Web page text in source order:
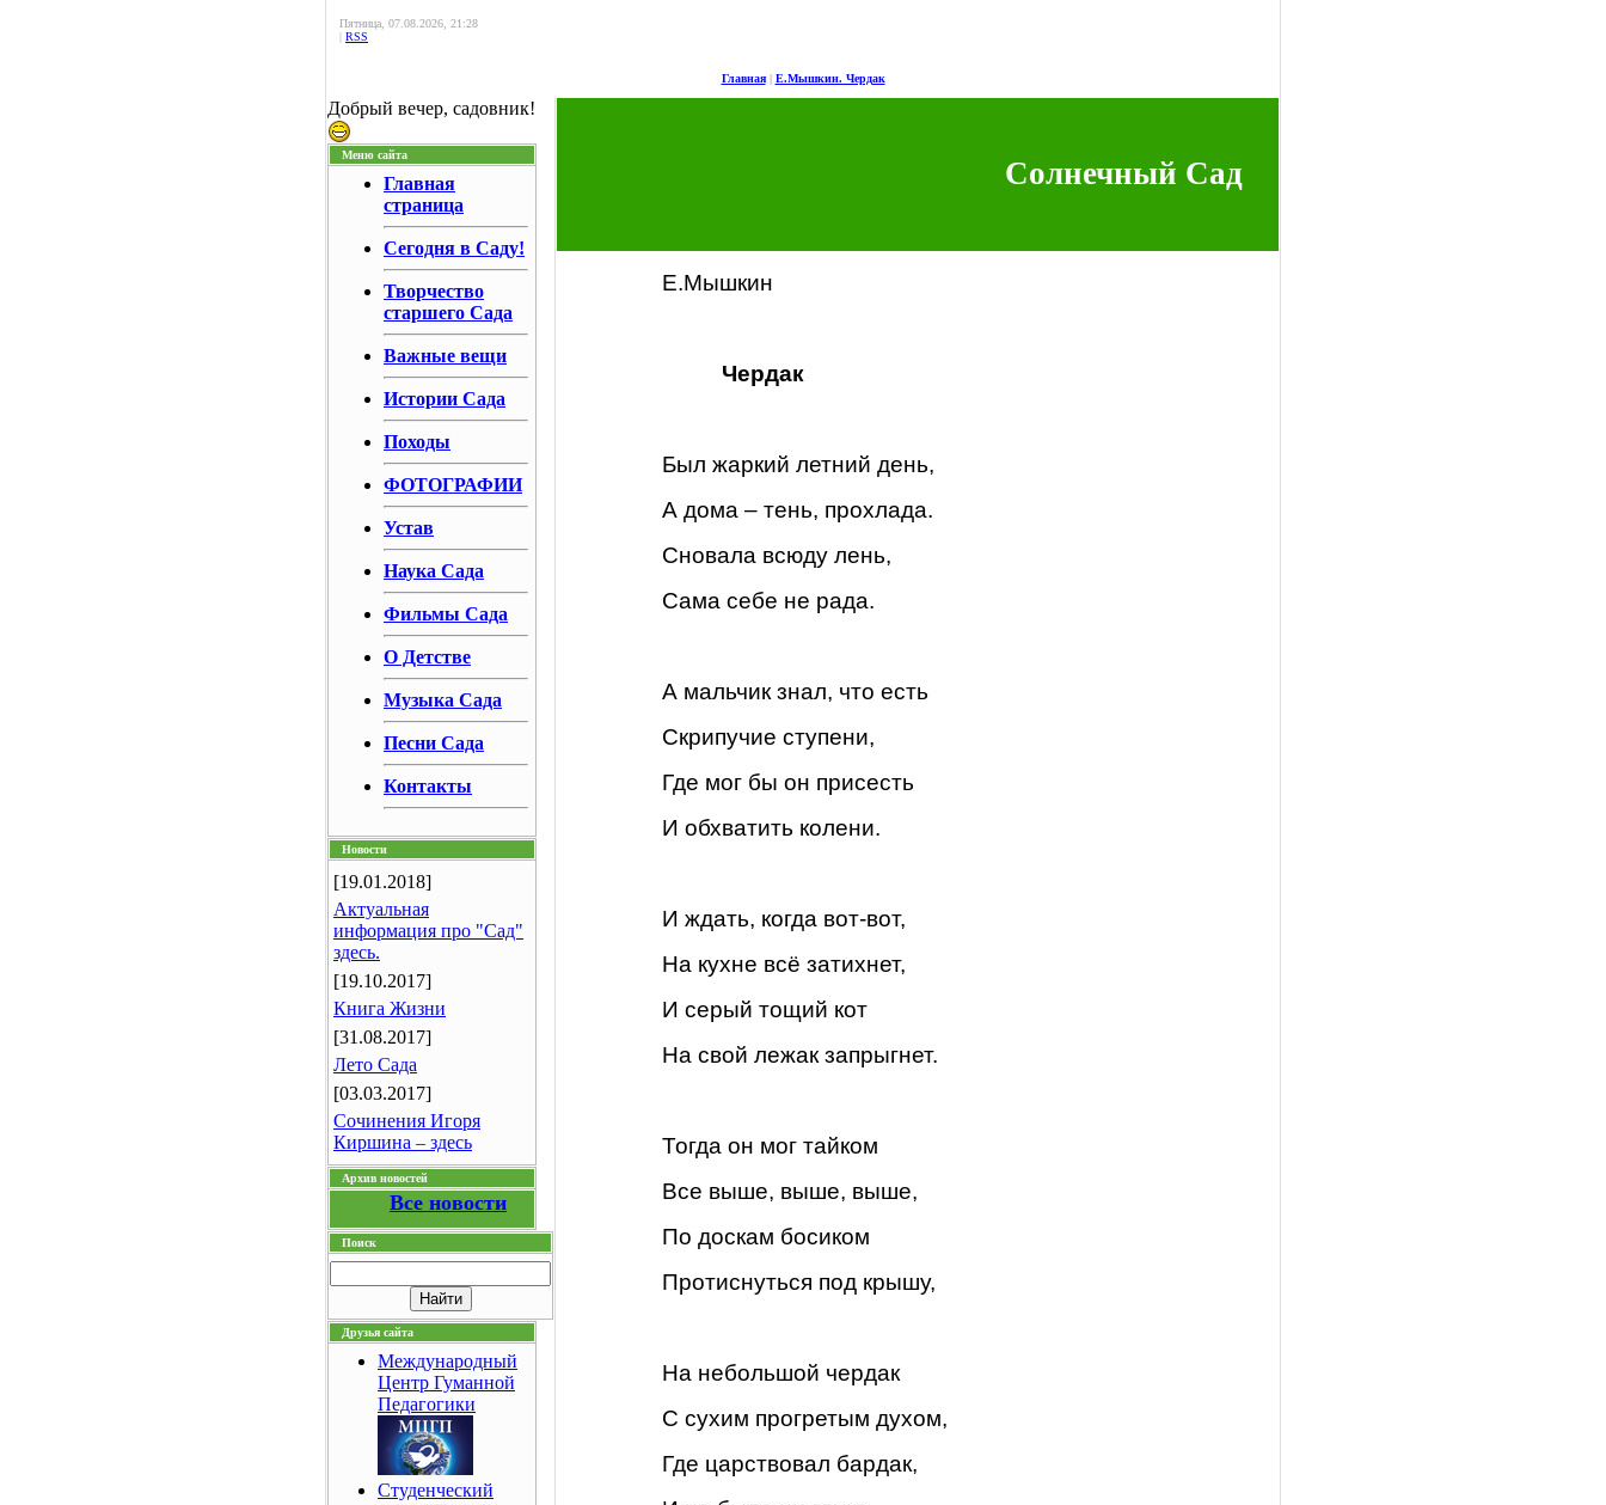
Пятница, 07.08.2026, 21:28
| RSS
Главная| Е.Мышкин. Чердак
Добрый вечер, садовник!
Меню сайта
Главная
страница
Сегодня в Саду!
Творчество
старшего Сада
Важные вещи
Истории Сада
Походы
ФОТОГРАФИИ
Устав
Наука Сада
Фильмы Сада
О Детстве
Музыка Сада
Песни Сада
Контакты
Новости
[19.01.2018]
Актуальная
информация про "Сад"
здесь.
[19.10.2017]
Книга Жизни
[31.08.2017]
Лето Сада
[03.03.2017]
Сочинения Игоря
Киршина – здесь
Архив новостей
Все новости
Поиск
Друзья сайта
Международный
Центр Гуманной
Педагогики
Студенческий
Солнечный Сад
Е.Мышкин
Чердак
Был жаркий летний день,
А дома – тень, прохлада.
Сновала всюду лень,
Сама себе не рада.
А мальчик знал, что есть
Скрипучие ступени,
Где мог бы он присесть
И обхватить колени.
И ждать, когда вот-вот,
На кухне всё затихнет,
И серый тощий кот
На свой лежак запрыгнет.
Тогда он мог тайком
Все выше, выше, выше,
По доскам босиком
Протиснуться под крышу,
На небольшой чердак
С сухим прогретым духом,
Где царствовал бардак,